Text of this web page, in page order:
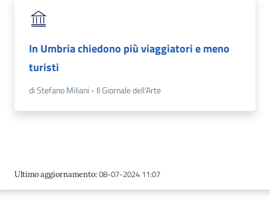
l'Impresa
l'Impresa e il
territorio
Tutelare
l'Impresa e il
Digitale
In Umbria chiedono più viaggiatori e meno
turisti
di Stefano Miliani - Il Giornale dell'Arte
Ultimo aggiornamento:08-07-2024 11:07